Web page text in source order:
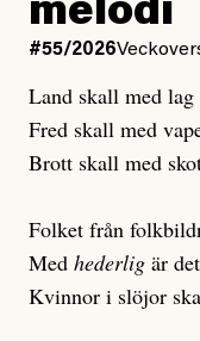
Uppdaterad6
Uppdaterad3
melodi
#55/2026
Land skall med lag
Fred skall med
Brott skall med
Folket från
Med hederlig är
Kvinnor i slöjor